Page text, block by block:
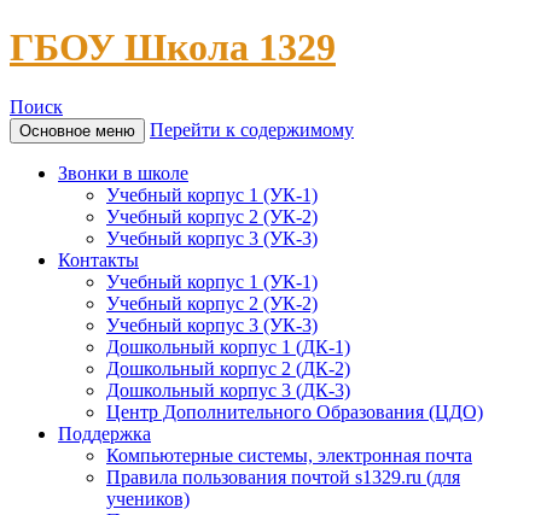
ГБОУ Школа 1329
Поиск
Основное меню Перейти к содержимому
Звонки в школе
Учебный корпус 1 (УК-1)
Учебный корпус 2 (УК-2)
Учебный корпус 3 (УК-3)
Контакты
Учебный корпус 1 (УК-1)
Учебный корпус 2 (УК-2)
Учебный корпус 3 (УК-3)
Дошкольный корпус 1 (ДК-1)
Дошкольный корпус 2 (ДК-2)
Дошкольный корпус 3 (ДК-3)
Центр Дополнительного Образования (ЦДО)
Поддержка
Компьютерные системы, электронная почта
Правила пользования почтой s1329.ru (для
учеников)